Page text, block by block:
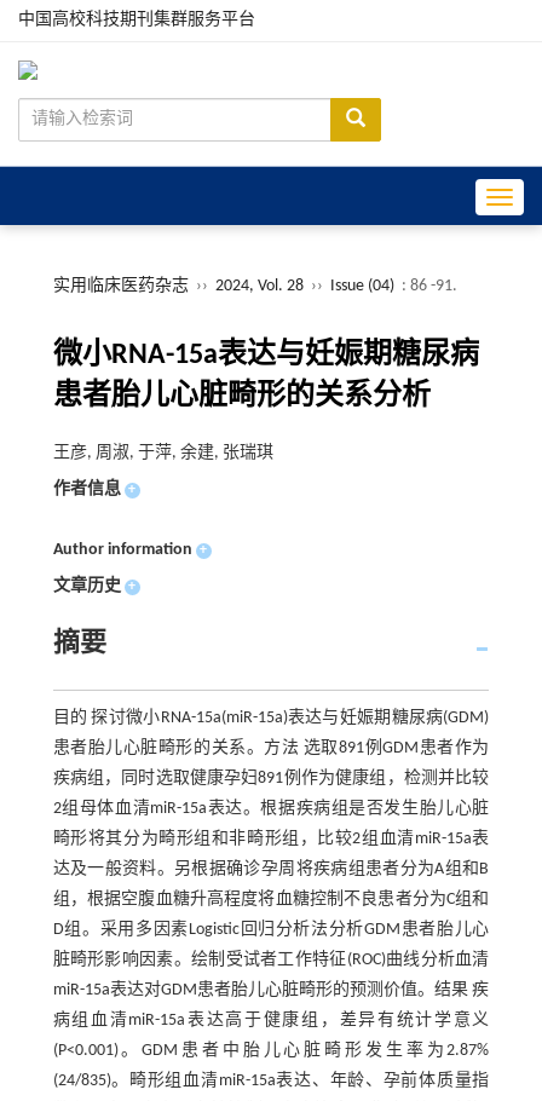
中国高校科技期刊集群服务平台
实用临床医药杂志 ›› 2024, Vol. 28 ›› Issue (04) : 86 -91.
微小RNA-15a表达与妊娠期糖尿病
患者胎儿心脏畸形的关系分析
王彦, 周淑, 于萍, 余建, 张瑞琪
作者信息 +
Author information +
文章历史 +
摘要
目的 探讨微小RNA-15a(miR-15a)表达与妊娠期糖尿病(GDM)
患者胎儿心脏畸形的关系。方法 选取891例GDM患者作为
疾病组，同时选取健康孕妇891例作为健康组，检测并比较
2组母体血清miR-15a表达。根据疾病组是否发生胎儿心脏
畸形将其分为畸形组和非畸形组，比较2组血清miR-15a表
达及一般资料。另根据确诊孕周将疾病组患者分为A组和B
组，根据空腹血糖升高程度将血糖控制不良患者分为C组和
D组。采用多因素Logistic回归分析法分析GDM患者胎儿心
脏畸形影响因素。绘制受试者工作特征(ROC)曲线分析血清
miR-15a表达对GDM患者胎儿心脏畸形的预测价值。结果 疾
病组血清miR-15a表达高于健康组，差异有统计学意义
(P<0.001)。GDM患者中胎儿心脏畸形发生率为2.87%
(24/835)。畸形组血清miR-15a表达、年龄、孕前体质量指